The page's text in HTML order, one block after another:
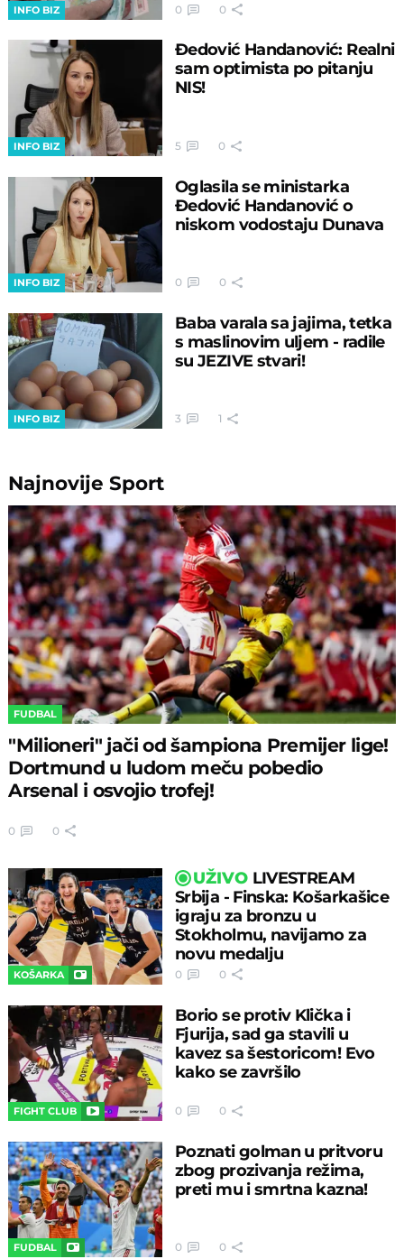
INFO BIZ 0 0
INFO BIZ
Đedović Handanović: Realni
sam optimista po pitanju
NIS!
5 0
INFO BIZ
Oglasila se ministarka
Đedović Handanović o
niskom vodostaju Dunava
0 0
INFO BIZ
Baba varala sa jajima, tetka
s maslinovim uljem - radile
su JEZIVE stvari!
3 1
NajnovijeSport
FUDBAL
"Milioneri" jači od šampiona Premijer lige!
Dortmund u ludom meču pobedio
Arsenal i osvojio trofej!
0 0
KOŠARKA
UŽIVO LIVESTREAM
Srbija - Finska: Košarkašice
igraju za bronzu u
Stokholmu, navijamo za
novu medalju
0 0
FIGHT CLUB
Borio se protiv Klička i
Fjurija, sad ga stavili u
kavez sa šestoricom! Evo
kako se završilo
0 0
FUDBAL
Poznati golman u pritvoru
zbog prozivanja režima,
preti mu i smrtna kazna!
0 0